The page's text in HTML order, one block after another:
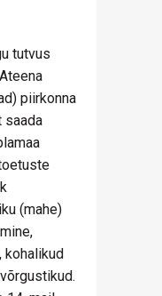
tutvus
piirkonna
saada
(mahe)
kohalikud